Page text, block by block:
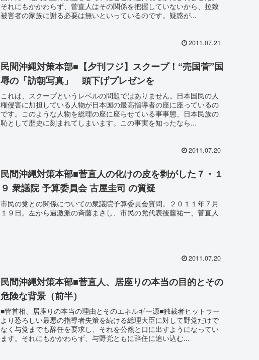
それにもかかわらず、菅直人はその関係を把握していないから、拉致
被害者の家族に謝る必要は無いといっているのです。疑惑が...
2011.07.21
民間沖縄対策本部■【夕刊フジ】スクープ！“売国菅”国
辱の「訪朝写真」 頭下げプレゼンを
これは、スクープというレベルの問題ではありません。日本国民の人
権侵害に加担している人物が日本国の最高指導者の座に座っているの
です。このような人物を総理の座に座らせている事事態、日本民族の
恥として歴史に刻まれてしまいます。この事実を知ったなら...
2011.07.20
民間沖縄対策本部■菅直人の化けの皮を剥がした７・１
９ 衆議院 予算委員会 古屋圭司 の質疑
市民の党との関係についての衆議院予算委員会質問。２０１１年７月
１９日。左から過激派の斉藤まさし、市民の党代表後藤祐一、菅直人
2011.07.20
民間沖縄対策本部■菅直人、居座りの本当の目的とその
危険な背景（前半）
■管首相、居座りの本当の理由とそのエネルギー源■独裁者ヒットラー
より恐ろしい最悪の指導者失策を続ける総理大臣に対して野党だけで
なく与党までも辞任を要求し、それを公然と口に出すようになってい
ます。それにもかかわらず、与野党ともに辞任に追い込む...